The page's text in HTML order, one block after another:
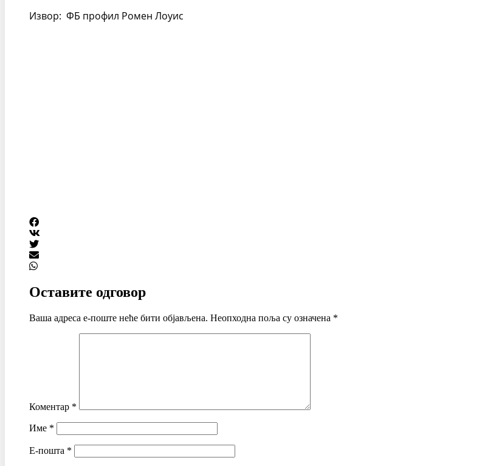
Извор: ФБ профил Ромен Лоуис
Оставите одговор
Ваша адреса е-поште неће бити објављена. Неопходна поља су означена *
Коментар *
Име *
Е-пошта *